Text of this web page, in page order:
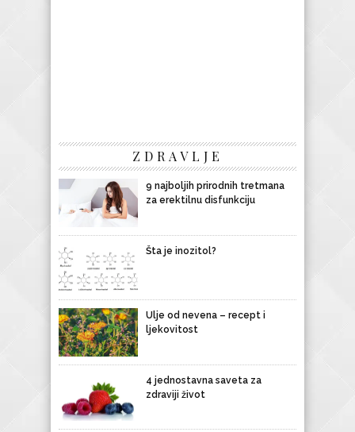
ZDRAVLJE
9 najboljih prirodnih tretmana
za erektilnu disfunkciju
Šta je inozitol?
Ulje od nevena – recept i
ljekovitost
4 jednostavna saveta za
zdraviji život